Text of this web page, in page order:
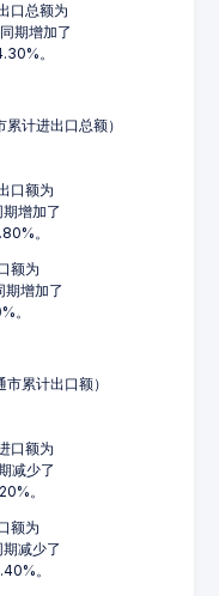
口总额为
期增加了
。
计进出口总额）
口额为
增加了
。
额为
增加了
。
累计出口额）
口额为
减少了
。
额为
减少了
。